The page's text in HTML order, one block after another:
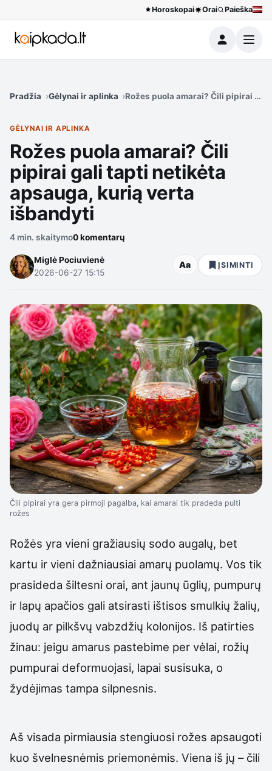
Horoskopai Orai Paieška
Meniu
Pradžia Gėlynai ir aplinka Rožes puola amarai? Čili pipirai
GĖLYNAI IR APLINKA
Rožes puola amarai? Čili
pipirai gali tapti netikėta
apsauga, kurią verta
išbandyti
4 min. skaitymo0 komentarų
Miglė Pociuvienė
2026-06-27 15:15
Aa ĮSIMINTI
Čili pipirai yra gera pirmoji pagalba, kai amarai tik pradeda pulti
rožes
Rožės yra vieni gražiausių sodo augalų, bet
kartu ir vieni dažniausiai amarų puolamų. Vos tik
prasideda šiltesni orai, ant jaunų ūglių, pumpurų
ir lapų apačios gali atsirasti ištisos smulkių žalių,
juodų ar pilkšvų vabzdžių kolonijos. Iš patirties
žinau: jeigu amarus pastebime per vėlai, rožių
pumpurai deformuojasi, lapai susisuka, o
žydėjimas tampa silpnesnis.
Aš visada pirmiausia stengiuosi rožes apsaugoti
kuo švelnesnėmis priemonėmis. Viena iš jų – čili